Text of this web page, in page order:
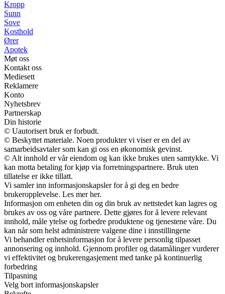
Kropp
Sunn
Sove
Kosthold
Ører
Apotek
Møt oss
Kontakt oss
Mediesett
Reklamere
Konto
Nyhetsbrev
Partnerskap
Din historie
© Uautorisert bruk er forbudt.
© Beskyttet materiale. Noen produkter vi viser er en del av
samarbeidsavtaler som kan gi oss en økonomisk gevinst.
© Alt innhold er vår eiendom og kan ikke brukes uten samtykke. Vi
kan motta betaling for kjøp via forretningspartnere. Bruk uten
tillatelse er ikke tillatt.
Vi samler inn informasjonskapsler for å gi deg en bedre
brukeropplevelse. Les mer her.
Informasjon om enheten din og din bruk av nettstedet kan lagres og
brukes av oss og våre partnere. Dette gjøres for å levere relevant
innhold, måle ytelse og forbedre produktene og tjenestene våre. Du
kan når som helst administrere valgene dine i innstillingene
Vi behandler enhetsinformasjon for å levere personlig tilpasset
annonsering og innhold. Gjennom profiler og datamålinger vurderer
vi effektivitet og brukerengasjement med tanke på kontinuerlig
forbedring
Tilpasning
Velg bort informasjonskapsler